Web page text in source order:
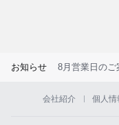
お知らせ 8月営業日のご
会社紹介 個人情